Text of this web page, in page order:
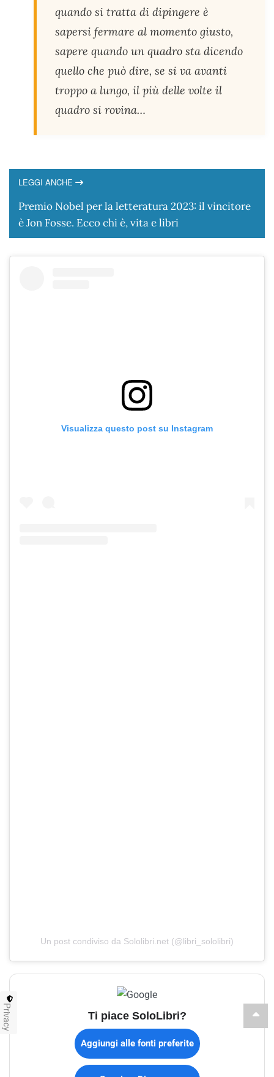
quando si tratta di dipingere è
sapersi fermare al momento giusto,
sapere quando un quadro sta dicendo
quello che può dire, se si va avanti
troppo a lungo, il più delle volte il
quadro si rovina…
LEGGI ANCHE
Premio Nobel per la letteratura 2023: il vincitore
è Jon Fosse. Ecco chi è, vita e libri
Visualizza questo post su Instagram
Un post condiviso da Sololibri.net (@libri_sololibri)
Ti piace SoloLibri?
Aggiungi alle fonti preferite
Privacy